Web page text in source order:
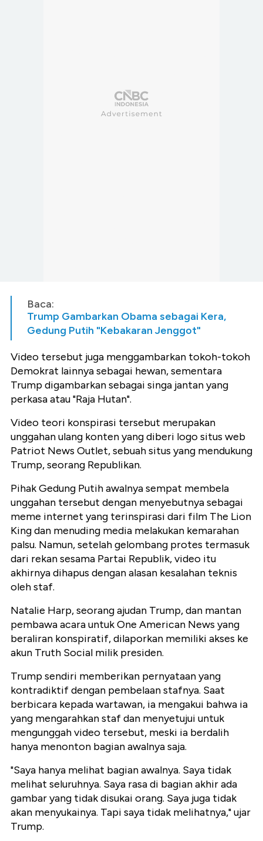
Baca:
Trump Gambarkan Obama sebagai Kera,
Gedung Putih "Kebakaran Jenggot"
Video tersebut juga menggambarkan tokoh-tokoh
Demokrat lainnya sebagai hewan, sementara
Trump digambarkan sebagai singa jantan yang
perkasa atau "Raja Hutan".
Video teori konspirasi tersebut merupakan
unggahan ulang konten yang diberi logo situs web
Patriot News Outlet, sebuah situs yang mendukung
Trump, seorang Republikan.
Pihak Gedung Putih awalnya sempat membela
unggahan tersebut dengan menyebutnya sebagai
meme internet yang terinspirasi dari film The Lion
King dan menuding media melakukan kemarahan
palsu. Namun, setelah gelombang protes termasuk
dari rekan sesama Partai Republik, video itu
akhirnya dihapus dengan alasan kesalahan teknis
oleh staf.
Natalie Harp, seorang ajudan Trump, dan mantan
pembawa acara untuk One American News yang
beraliran konspiratif, dilaporkan memiliki akses ke
akun Truth Social milik presiden.
Trump sendiri memberikan pernyataan yang
kontradiktif dengan pembelaan stafnya. Saat
berbicara kepada wartawan, ia mengakui bahwa ia
yang mengarahkan staf dan menyetujui untuk
mengunggah video tersebut, meski ia berdalih
hanya menonton bagian awalnya saja.
"Saya hanya melihat bagian awalnya. Saya tidak
melihat seluruhnya. Saya rasa di bagian akhir ada
gambar yang tidak disukai orang. Saya juga tidak
akan menyukainya. Tapi saya tidak melihatnya," ujar
Trump.